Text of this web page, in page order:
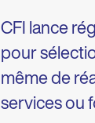
CFI lance
pour
même de
services ou